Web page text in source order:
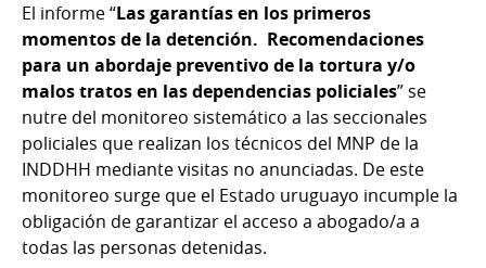
El informe “Las garantías en los primeros
momentos de la detención. Recomendaciones
para un abordaje preventivo de la tortura y/o
malos tratos en las dependencias policiales” se
nutre del monitoreo sistemático a las seccionales
policiales que realizan los técnicos del MNP de la
INDDHH mediante visitas no anunciadas. De este
monitoreo surge que el Estado uruguayo incumple la
obligación de garantizar el acceso a abogado/a a
todas las personas detenidas.